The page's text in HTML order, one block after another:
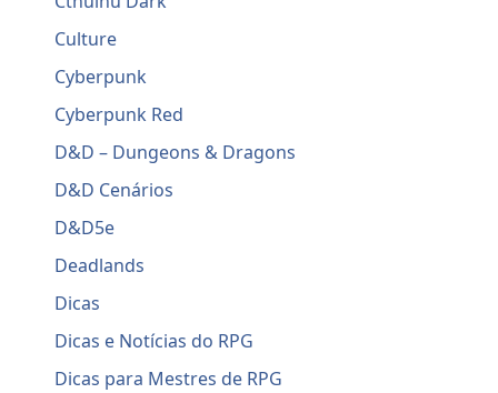
Culture
Cyberpunk
Cyberpunk Red
D&D – Dungeons & Dragons
D&D Cenários
D&D5e
Deadlands
Dicas
Dicas e Notícias do RPG
Dicas para Mestres de RPG